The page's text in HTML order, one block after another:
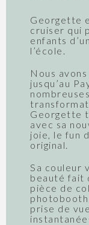
Georgette
cruiser qui
enfants
l’école.
Nous
jusqu’au
Georgette
avec sa
joie, le fun
original.
Sa couleur
beauté fait
pièce de
photobooth
prise de